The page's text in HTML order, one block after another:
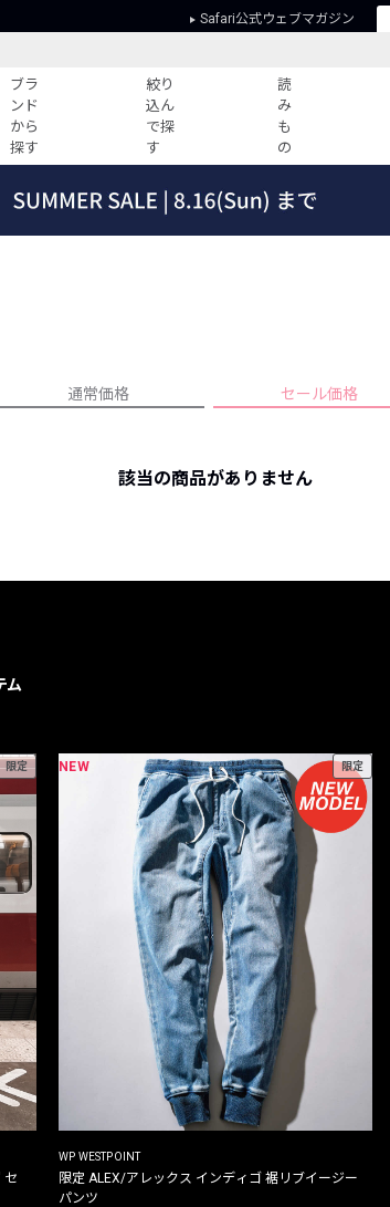
Safari公式ウェブマガジン
ブラ
ンド
から
探す
絞り
込ん
で探
す
読
み
も
の
ての記事
気記事ランキング
ーカスブランド
プライバシーポリシー
通常価格 セール価格
該当の商品がありません
ム
限定
セ
NEW 限定
WP WESTPOINT
限定 ALEX/アレックス インディゴ 裾リブイージー
パンツ